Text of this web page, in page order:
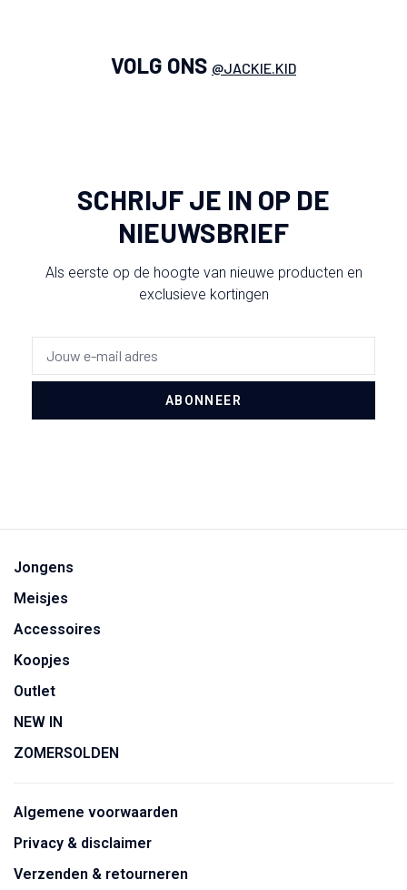
VOLG ONS @JACKIE.KID
SCHRIJF JE IN OP DE
NIEUWSBRIEF
Als eerste op de hoogte van nieuwe producten en
exclusieve kortingen
ABONNEER
Jongens
Meisjes
Accessoires
Koopjes
Outlet
NEW IN
ZOMERSOLDEN
Algemene voorwaarden
Privacy & disclaimer
Verzenden & retourneren